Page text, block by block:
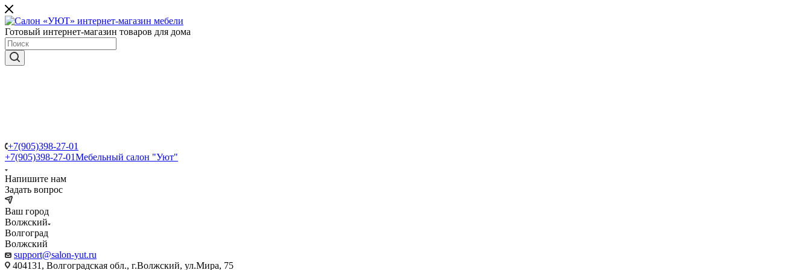
Готовый интернет-магазин товаров для дома
+7(905)398-27-01
+7(905)398-27-01Мебельный салон "Уют"
Напишите нам
Задать вопрос
Ваш город
Волжский
Волгоград
Волжский
support@salon-yut.ru
404131, Волгоградская обл., г.Волжский, ул.Мира, 75